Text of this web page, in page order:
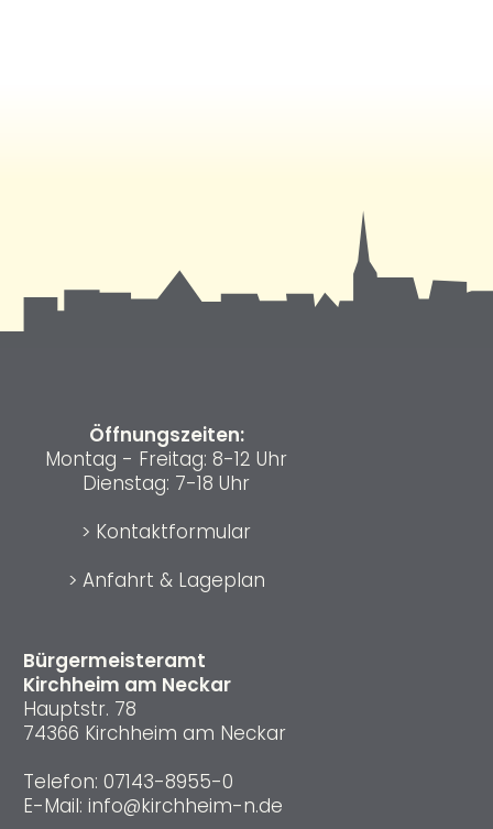
Bürgermeisteramt
Kirchheim am Neckar
Hauptstr. 78
74366 Kirchheim am Neckar
Telefon: 07143-8955-0
E-Mail: info@kirchheim-n.de
Öffnungszeiten:
Montag - Freitag: 8-12 Uhr
Dienstag: 7-18 Uhr
> Kontaktformular
> Anfahrt & Lageplan